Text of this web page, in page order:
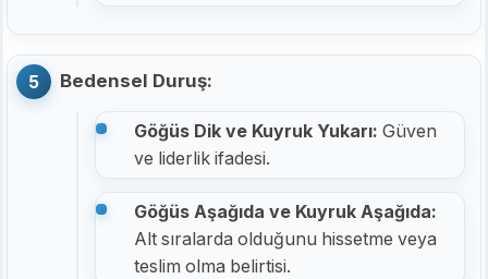
Bedensel Duruş:
Göğüs Dik ve Kuyruk Yukarı: Güven
ve liderlik ifadesi.
Göğüs Aşağıda ve Kuyruk Aşağıda:
Alt sıralarda olduğunu hissetme veya
teslim olma belirtisi.